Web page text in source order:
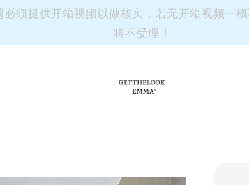
须提供开箱视频以做核实，若无开箱视频一
将不受理！